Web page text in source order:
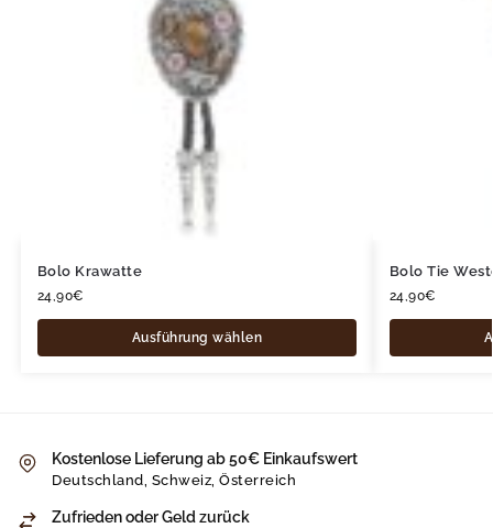
Bolo Krawatte
24,90€
Ausführung wählen
Bolo Tie
24,90€
Kostenlose Lieferung ab 50€ Einkaufswert
Deutschland, Schweiz, Österreich
Zufrieden oder Geld zurück